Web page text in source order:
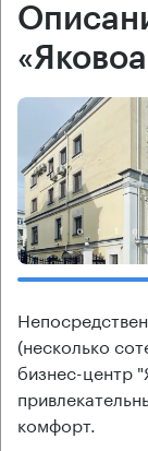
(несколько
бизнес-центр
комфорт.